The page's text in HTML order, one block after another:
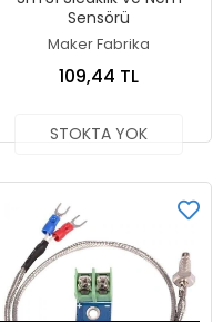
Sensörü
Maker Fabrika
109,44 TL
STOKTA YOK